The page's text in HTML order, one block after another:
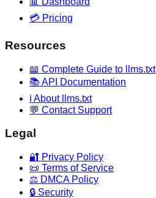
💳 Pricing
Resources
📖 Complete Guide to llms.txt
📚 API Documentation
ℹ️ About llms.txt
💬 Contact Support
Legal
🔐 Privacy Policy
📜 Terms of Service
⚖️ DMCA Policy
🔒 Security